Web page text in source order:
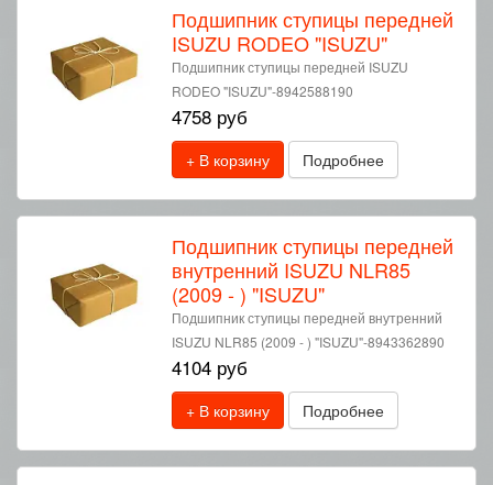
Подшипник ступицы передней
ISUZU RODEO "ISUZU"
Подшипник ступицы передней ISUZU
RODEO "ISUZU"-8942588190
4758 руб
+ В корзину Подробнее
Подшипник ступицы передней
внутренний ISUZU NLR85
(2009 - ) "ISUZU"
Подшипник ступицы передней внутренний
ISUZU NLR85 (2009 - ) "ISUZU"-8943362890
4104 руб
+ В корзину Подробнее